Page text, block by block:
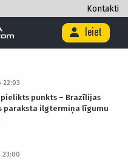
Kontakti
Ieiet
22:03
pielikts punkts – Brazīlijas
paraksta ilgtermiņa līgumu
23:00